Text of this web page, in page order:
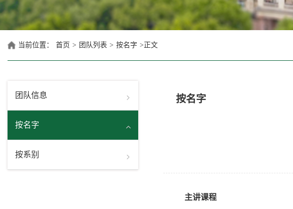
当前位置： 首页 > 团队列表 > 按名字 > 正文
团队信息
按名字
按系别
按名字
主讲课程